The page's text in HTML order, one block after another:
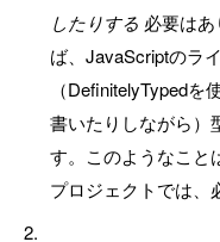
したりする 必要は
ば、JavaScriptのラ
（DefinitelyTyped
書いたりしながら）
す。このようなこと
プロジェクトでは、